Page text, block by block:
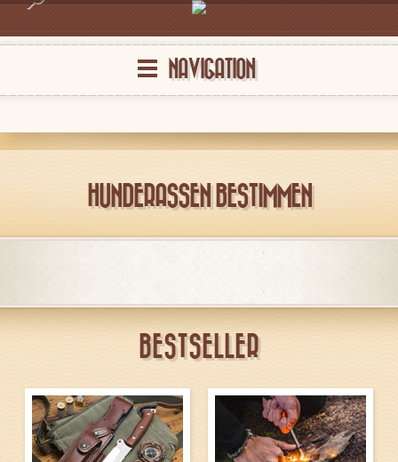
NAVIGATION
HUNDERASSEN BESTIMMEN
BESTSELLER